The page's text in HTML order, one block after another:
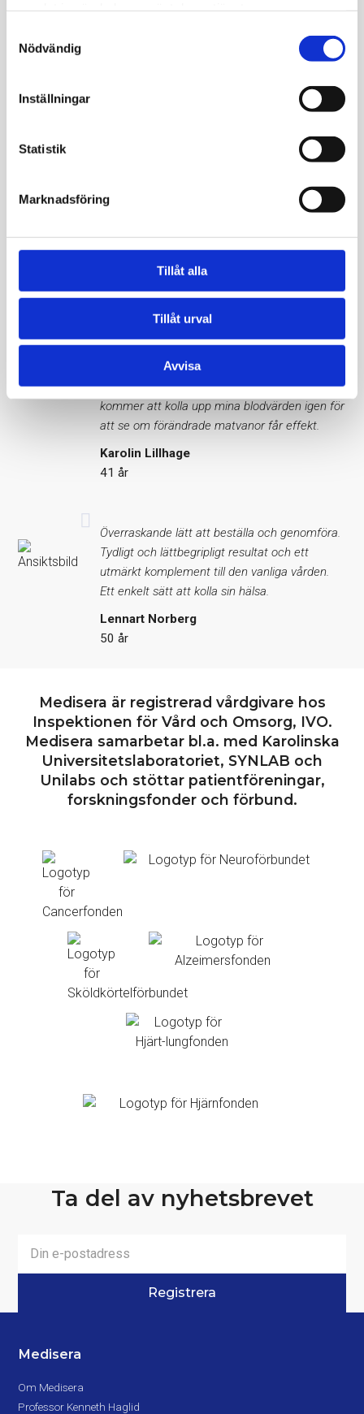
Nödvändig
Inställningar
Statistik
Marknadsföring
Tillåt alla
Tillåt urval
Avvisa
trovärdigt. Allt man behöver veta står på
sidan, varken mer eller mindre. Det var otroligt
och det kändes toppen. Det var endast ett
värde som låg precis under gränsen, det skall
Lena Svenberg
Det överraskade mig att mitt järnvärde låg
Detta tror jag beror på att jag ätit mycket
nötter. Jag varierar nu min kost och undviker
överkonsumtion. Jag är piggare och det känns
bra att veta att jag kan påverka min hälsa. Jag
kommer att kolla upp mina blodvärden igen för
att se om förändrade matvanor får effekt.
Karolin Lillhage
41 år
Överraskande lätt att beställa och genomföra.
Tydligt och lättbegripligt resultat och ett
utmärkt komplement till den vanliga vården.
Ett enkelt sätt att kolla sin hälsa.
Lennart Norberg
50 år
Medisera är registrerad vårdgivare hos
Inspektionen för Vård och Omsorg, IVO.
Medisera samarbetar bl.a. med Karolinska
Universitetslaboratoriet, SYNLAB och
Unilabs och stöttar patientföreningar,
forskningsfonder och förbund.
Ta del av nyhetsbrevet
Medisera
Om Medisera
Professor Kenneth Haglid